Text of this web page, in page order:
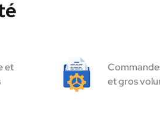
et
et gros